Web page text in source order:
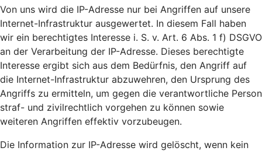
Von uns wird die IP-Adresse nur bei Angriffen auf unsere
Internet-Infrastruktur ausgewertet. In diesem Fall haben
wir ein berechtigtes Interesse i. S. v. Art. 6 Abs. 1 f) DSGVO
an der Verarbeitung der IP-Adresse. Dieses berechtigte
Interesse ergibt sich aus dem Bedürfnis, den Angriff auf
die Internet-Infrastruktur abzuwehren, den Ursprung des
Angriffs zu ermitteln, um gegen die verantwortliche Person
straf- und zivilrechtlich vorgehen zu können sowie
weiteren Angriffen effektiv vorzubeugen.
Die Information zur IP-Adresse wird gelöscht, wenn kein